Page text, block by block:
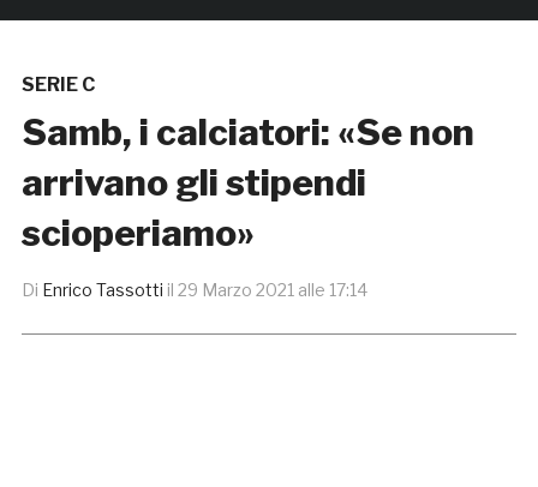
SERIE C
Samb, i calciatori: «Se non
arrivano gli stipendi
scioperiamo»
Di Enrico Tassotti il 29 Marzo 2021 alle 17:14